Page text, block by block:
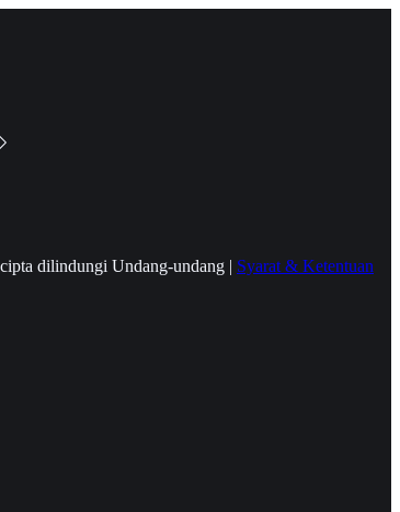
dilindungi Undang-undang | Syarat & Ketentuan